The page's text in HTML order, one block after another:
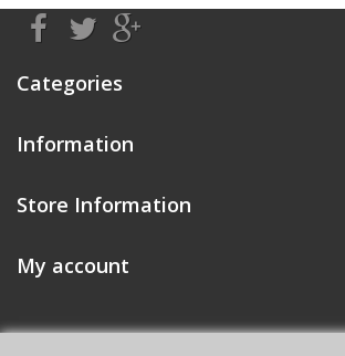
Categories
Information
Store Information
My account